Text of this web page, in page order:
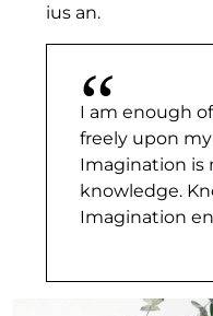
ius an.
I am enough
freely upon
Imagination is
knowledge.
Imagination